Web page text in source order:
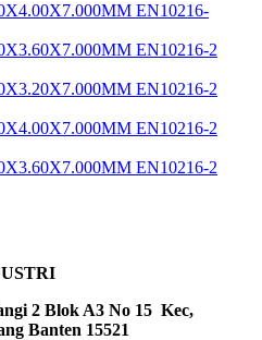
EN10216-
EN10216-2
EN10216-2
EN10216-2
EN10216-2
2 Blok A3 No 15 Kec,
Banten 15521